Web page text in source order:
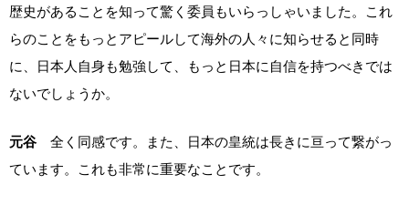
歴史があることを知って驚く委員もいらっしゃいました。これ
らのことをもっとアピールして海外の人々に知らせると同時
に、日本人自身も勉強して、もっと日本に自信を持つべきでは
ないでしょうか。
元谷 全く同感です。また、日本の皇統は長きに亘って繋がっ
ています。これも非常に重要なことです。